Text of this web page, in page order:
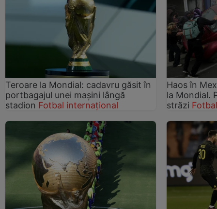
Teroare la Mondial: cadavru găsit în
portbagajul unei maşini lângă
stadion Fotbal internațional
Haos în
la Mondial.
străzi